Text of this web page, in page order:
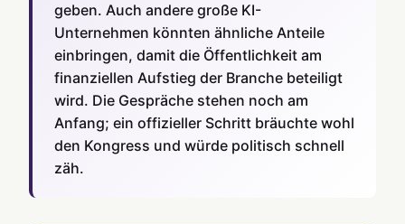
geben. Auch andere große KI-
Unternehmen könnten ähnliche Anteile
einbringen, damit die Öffentlichkeit am
finanziellen Aufstieg der Branche beteiligt
wird. Die Gespräche stehen noch am
Anfang; ein offizieller Schritt bräuchte wohl
den Kongress und würde politisch schnell
zäh.